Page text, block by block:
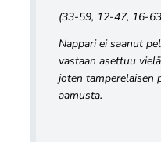
(33-59, 12-47, 16-
Nappari ei saanut
vastaan asettuu
joten tamperelaisen
aamusta.